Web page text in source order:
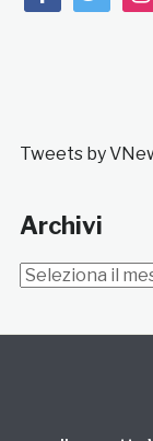
Tweets by
Archivi
Archivi